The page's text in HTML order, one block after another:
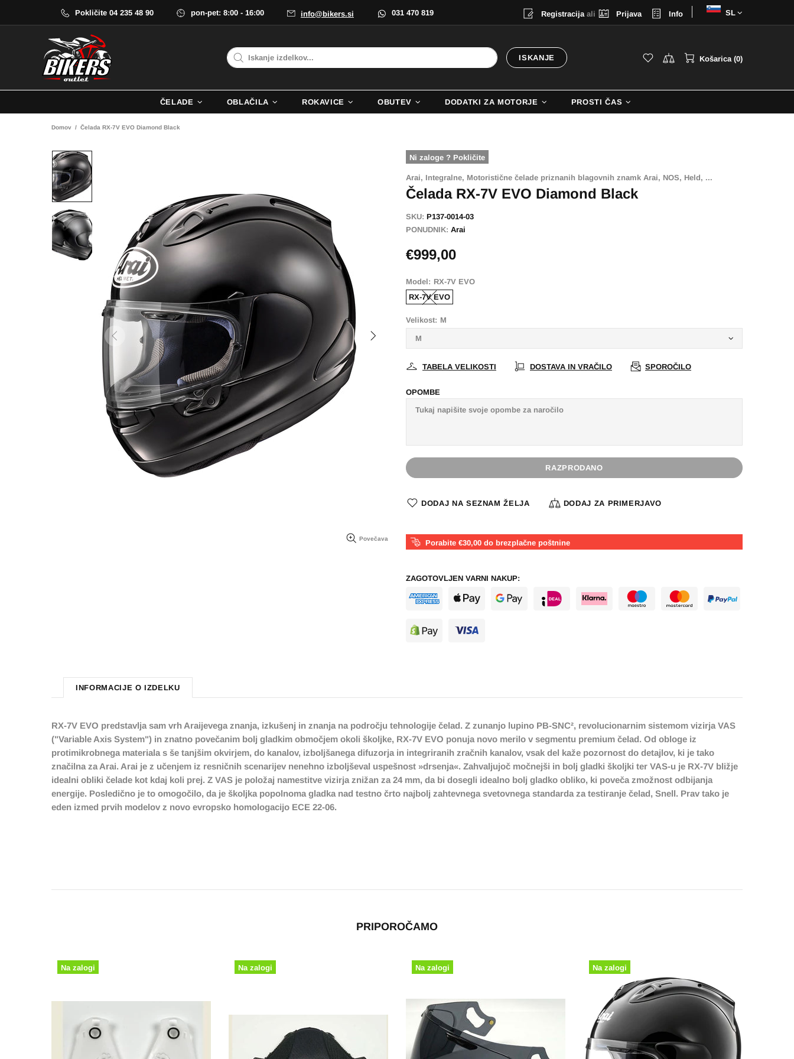
Pokličite 04 235 48 90 pon-pet: 8:00 - 16:00 info@bikers.si 031 470 819 Registracija ali Prijava Info
Izberi
ISKANJE Košarica (0)
ČELADE OBLAČILA ROKAVICE OBUTEV DODATKI ZA MOTORJE PROSTI ČAS
Domov Čelada RX-7V EVO Diamond Black
Povečava
Ni zaloge ? Pokličite
Arai, Integralne, Motoristične čelade priznanih blagovnih znamk Arai, NOS, Held, ...
Čelada RX-7V EVO Diamond Black
SKU: P137-0014-03
PONUDNIK: Arai
€999,00
Model: RX-7V EVO
RX-7V EVO
Velikost: M
TABELA VELIKOSTI DOSTAVA IN VRAČILO SPOROČILO
OPOMBE
RAZPRODANO
DODAJ NA SEZNAM ŽELJA DODAJ ZA PRIMERJAVO
Porabite €30,00 do brezplačne poštnine
ZAGOTOVLJEN VARNI NAKUP:
INFORMACIJE O IZDELKU
RX-7V EVO predstavlja sam vrh Araijevega znanja, izkušenj in znanja na področju tehnologije čelad. Z zunanjo lupino PB-SNC², revolucionarnim sistemom vizirja VAS
("Variable Axis System") in znatno povečanim bolj gladkim območjem okoli školjke, RX-7V EVO ponuja novo merilo v segmentu premium čelad. Od obloge iz
protimikrobnega materiala s še tanjšim okvirjem, do kanalov, izboljšanega difuzorja in integriranih zračnih kanalov, vsak del kaže pozornost do detajlov, ki je tako
značilna za Arai. Arai je z učenjem iz resničnih scenarijev nenehno izboljševal uspešnost »drsenja«. Zahvaljujoč močnejši in bolj gladki školjki ter VAS-u je RX-7V bližje
idealni obliki čelade kot kdaj koli prej. Z VAS je položaj namestitve vizirja znižan za 24 mm, da bi dosegli idealno bolj gladko obliko, ki poveča zmožnost odbijanja
energije. Posledično je to omogočilo, da je školjka popolnoma gladka nad testno črto najbolj zahtevnega svetovnega standarda za testiranje čelad, Snell. Prav tako je
eden izmed prvih modelov z novo evropsko homologacijo ECE 22-06.
PRIPOROČAMO